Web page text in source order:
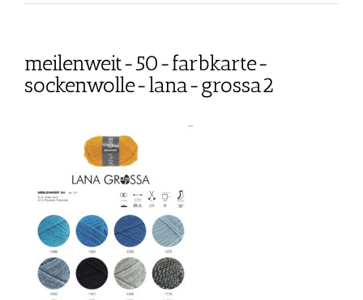
meilenweit-50-farbkarte-
sockenwolle-lana-grossa2